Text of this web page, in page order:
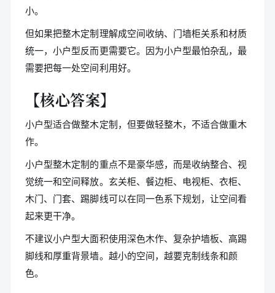
小。
但如果把整木定制理解成空间收纳、门墙柜关系和材质
统一，小户型反而更需要它。因为小户型最怕杂乱，最
需要把每一处空间利用好。
【核心答案】
小户型适合做整木定制，但要做轻整木，不适合做重木
作。
小户型整木定制的重点不是豪华感，而是收纳整合、视
觉统一和空间释放。玄关柜、餐边柜、电视柜、衣柜、
木门、门套、踢脚线可以在同一色系下规划，让空间看
起来更干净。
不建议小户型大面积使用深色木作、复杂护墙板、高踢
脚线和厚重背景墙。越小的空间，越要克制线条和颜
色。